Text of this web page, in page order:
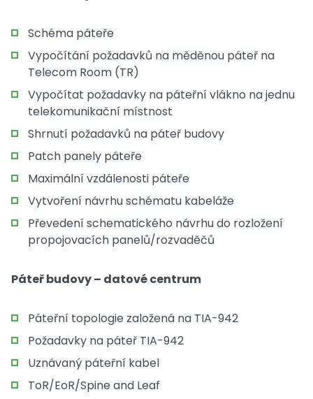
Schéma páteře
Vypočítání požadavků na měděnou páteř na
Telecom Room (TR)
Vypočítat požadavky na páteřní vlákno na jednu
telekomunikační místnost
Shrnutí požadavků na páteř budovy
Patch panely páteře
Maximální vzdálenosti páteře
Vytvoření návrhu schématu kabeláže
Převedení schematického návrhu do rozložení
propojovacích panelů/rozvaděčů
Páteř budovy – datové centrum
Páteřní topologie založená na TIA-942
Požadavky na páteř TIA-942
Uznávaný páteřní kabel
ToR/EoR/Spine and Leaf